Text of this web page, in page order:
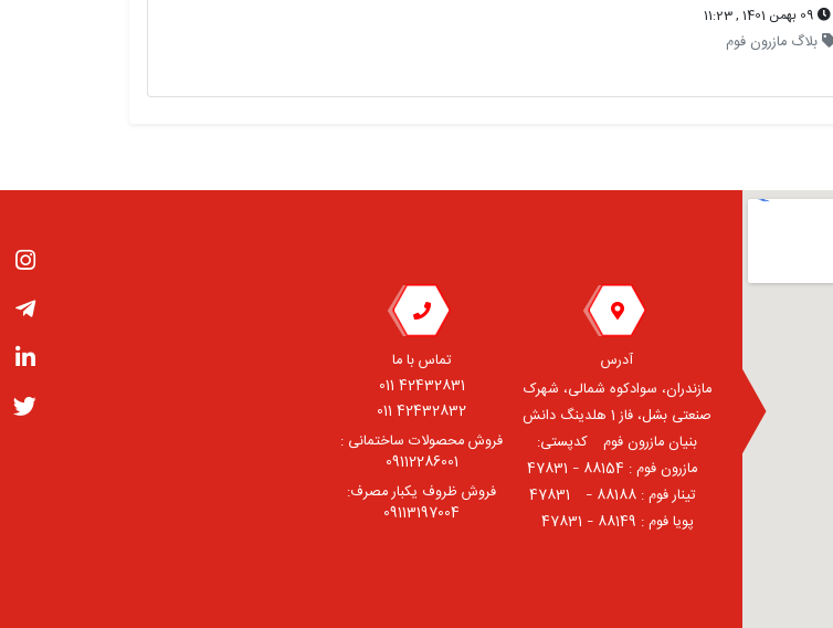
09 بهمن 1401 , 11:23
بلاگ مازرون فوم
آدرس
مازندران، سوادکوه شمالی، شهرک
صنعتی بشل، فاز 1 هلدینگ دانش
بنیان مازرون فوم ⠀کدپستی:
⠀مازرون فوم : 88154 – 47831
⠀تینار فوم : 88188 – 47831⠀
پویا فوم : 88149 – 47831
تماس با ما
42432831 011
42432832 011
فروش محصولات ساختمانی :
09112286001
فروش ظروف یکبار مصرف:
09113197004